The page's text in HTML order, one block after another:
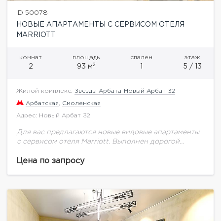
ID 50078
НОВЫЕ АПАРТАМЕНТЫ С СЕРВИСОМ ОТЕЛЯ
MARRIOTT
комнат
2
площадь
93 м2
спален
1
этаж
5 / 13
Жилой комплекс: Звезды Арбата-Новый Арбат 32
Арбатская Смоленская
Адрес: Новый Арбат 32
Для вас предлагаются новые видовые апартаменты
с сервисом отеля Marriott. Выполнен дорогой
планировкой предусмотрено: просторная гостиная
Цена по запросу